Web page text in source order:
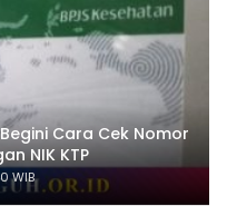
Cara Cek Nomor
NIK KTP
WIB